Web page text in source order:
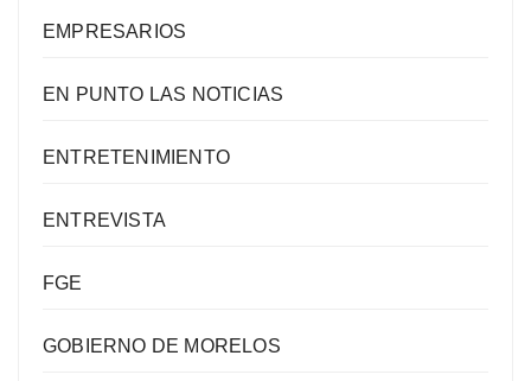
EMPRESARIOS
EN PUNTO LAS NOTICIAS
ENTRETENIMIENTO
ENTREVISTA
FGE
GOBIERNO DE MORELOS